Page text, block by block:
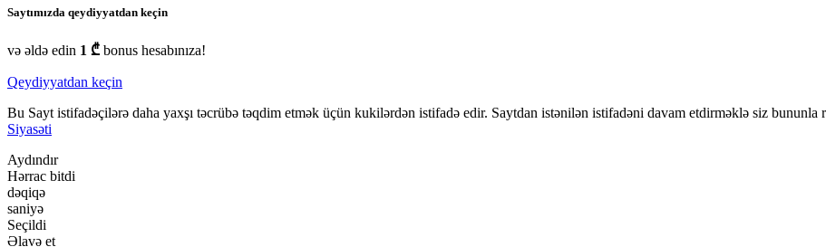
Saytımızda qeydiyyatdan keçin
və əldə edin 1 ₾ bonus hesabınıza!
Qeydiyyatdan keçin
Bu Sayt istifadəçilərə daha yaxşı təcrübə təqdim etmək üçün kukilərdən istifadə edir. Saytdan istənilən istifadəni davam etdirməklə siz bununla
Siyasəti
Aydındır
Hərrac bitdi
dəqiqə
saniyə
Seçildi
Əlavə et